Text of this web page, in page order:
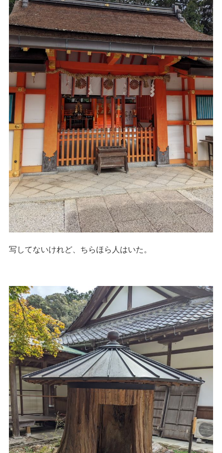
写してないけれど、ちらほら人はいた。